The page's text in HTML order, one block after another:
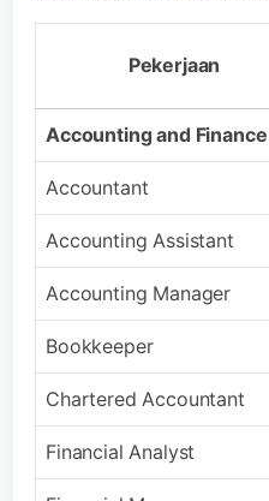
Pekerjaan
Accounting and Finance
Accountant
Accounting Assistant
Accounting Manager
Bookkeeper
Chartered Accountant
Financial Analyst